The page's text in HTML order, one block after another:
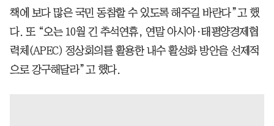
책에 보다 많은 국민 동참할 수 있도록 해주길 바란다”고 했
다. 또 “오는 10월 긴 추석연휴, 연말 아시아·태평양경제협
력체(APEC) 정상회의를 활용한 내수 활성화 방안을 선제적
으로 강구해달라”고 했다.